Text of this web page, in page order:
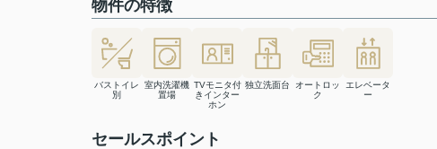
物件の特徴
バストイレ
別
室内洗濯機
置場
TVモニタ付
きインター
ホン
独立洗面台
オートロッ
ク
エレベータ
ー
セールスポイント